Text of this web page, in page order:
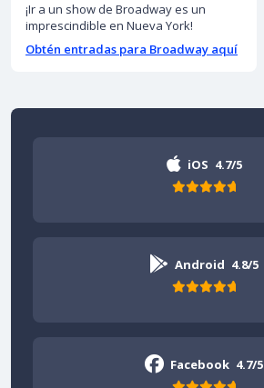
¡Ir a un show de Broadway es un
imprescindible en Nueva York!
Obtén entradas para Broadway aquí
iOS 4.7/5
Android 4.8/5
Facebook 4.7/5